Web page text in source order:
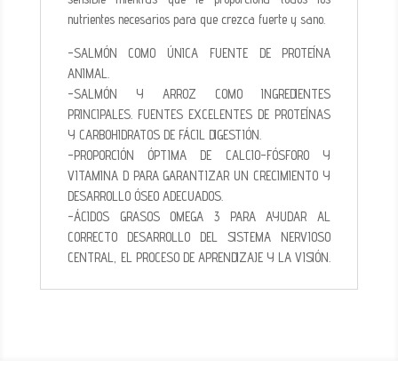
nutrientes necesarios para que crezca fuerte y sano.
-SALMÓN COMO ÚNICA FUENTE DE PROTEÍNA
ANIMAL.
-SALMÓN Y ARROZ COMO INGREDIENTES
PRINCIPALES. FUENTES EXCELENTES DE PROTEÍNAS
Y CARBOHIDRATOS DE FÁCIL DIGESTIÓN.
-PROPORCIÓN ÓPTIMA DE CALCIO-FÓSFORO Y
VITAMINA D PARA GARANTIZAR UN CRECIMIENTO Y
DESARROLLO ÓSEO ADECUADOS.
-ÁCIDOS GRASOS OMEGA 3 PARA AYUDAR AL
CORRECTO DESARROLLO DEL SISTEMA NERVIOSO
CENTRAL, EL PROCESO DE APRENDIZAJE Y LA VISIÓN.